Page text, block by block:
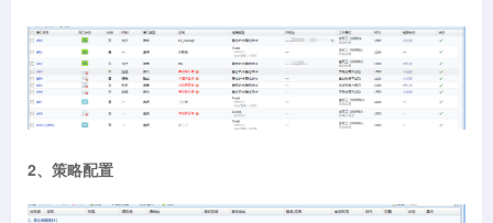
2、策略配置